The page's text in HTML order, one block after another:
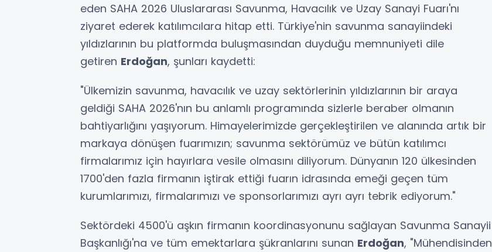
eden SAHA 2026 Uluslararası Savunma, Havacılık ve Uzay Sanayi Fuarı'nı
ziyaret ederek katılımcılara hitap etti. Türkiye'nin savunma sanayiindeki
yıldızlarının bu platformda buluşmasından duyduğu memnuniyeti dile
getiren Erdoğan, şunları kaydetti:
"Ülkemizin savunma, havacılık ve uzay sektörlerinin yıldızlarının bir araya
geldiği SAHA 2026'nın bu anlamlı programında sizlerle beraber olmanın
bahtiyarlığını yaşıyorum. Himayelerimizde gerçekleştirilen ve alanında artık bir
markaya dönüşen fuarımızın; savunma sektörümüz ve bütün katılımcı
firmalarımız için hayırlara vesile olmasını diliyorum. Dünyanın 120 ülkesinden
1700'den fazla firmanın iştirak ettiği fuarın idrasında emeği geçen tüm
kurumlarımızı, firmalarımızı ve sponsorlarımızı ayrı ayrı tebrik ediyorum."
Sektördeki 4500'ü aşkın firmanın koordinasyonunu sağlayan Savunma Sanayii
Başkanlığı'na ve tüm emektarlara şükranlarını sunan Erdoğan, "Mühendisinden